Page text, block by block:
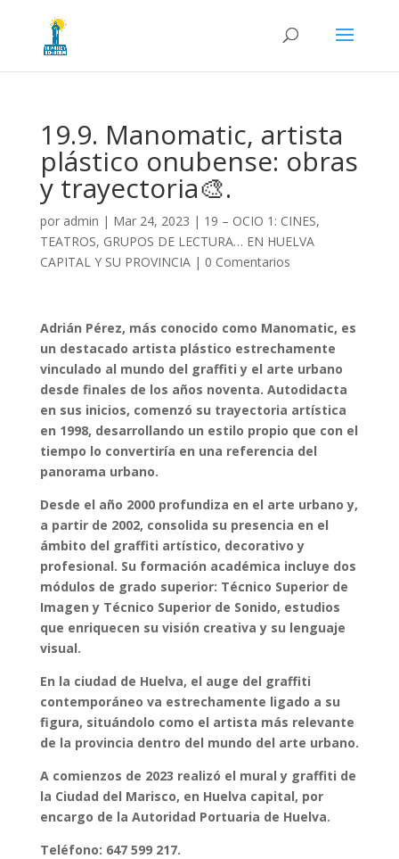
19.9. Manomatic, artista
plástico onubense: obras
y trayectoria🎨.
por admin | Mar 24, 2023 | 19 – OCIO 1: CINES,
TEATROS, GRUPOS DE LECTURA… EN HUELVA
CAPITAL Y SU PROVINCIA| 0 Comentarios
Adrián Pérez, más conocido como Manomatic, es
un destacado artista plástico estrechamente
vinculado al mundo del graffiti y el arte urbano
desde finales de los años noventa. Autodidacta
en sus inicios, comenzó su trayectoria artística
en 1998, desarrollando un estilo propio que con el
tiempo lo convertiría en una referencia del
panorama urbano.
Desde el año 2000 profundiza en el arte urbano y,
a partir de 2002, consolida su presencia en el
ámbito del graffiti artístico, decorativo y
profesional. Su formación académica incluye dos
módulos de grado superior: Técnico Superior de
Imagen y Técnico Superior de Sonido, estudios
que enriquecen su visión creativa y su lenguaje
visual.
En la ciudad de Huelva, el auge del graffiti
contemporáneo va estrechamente ligado a su
figura, situándolo como el artista más relevante
de la provincia dentro del mundo del arte urbano.
A comienzos de 2023 realizó el mural y graffiti de
la Ciudad del Marisco, en Huelva capital, por
encargo de la Autoridad Portuaria de Huelva.
Teléfono: 647 599 217.